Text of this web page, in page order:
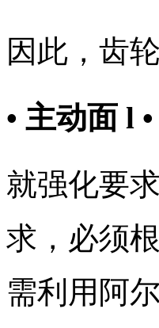
因此，齿
• 主动面 l
就强化要
求，必须
需利用阿